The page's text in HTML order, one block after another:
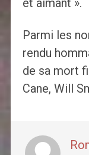
Parmi les
rendu
de sa mort
Cane, Will